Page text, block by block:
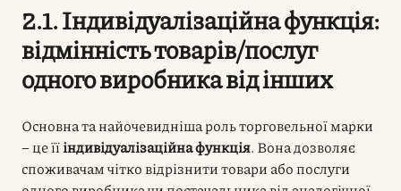
2.1. Індивідуалізаційна функція:
відмінність товарів/послуг
одного виробника від інших
Основна та найочевидніша роль торговельної марки
– це їїіндивідуалізаційна функція. Вона дозволяє
споживачам чітко відрізнити товари або послуги